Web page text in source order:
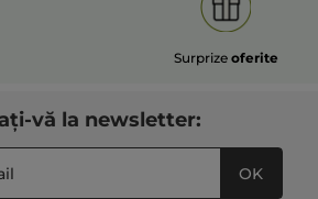
Surprize oferite
vă la newsletter:
OK